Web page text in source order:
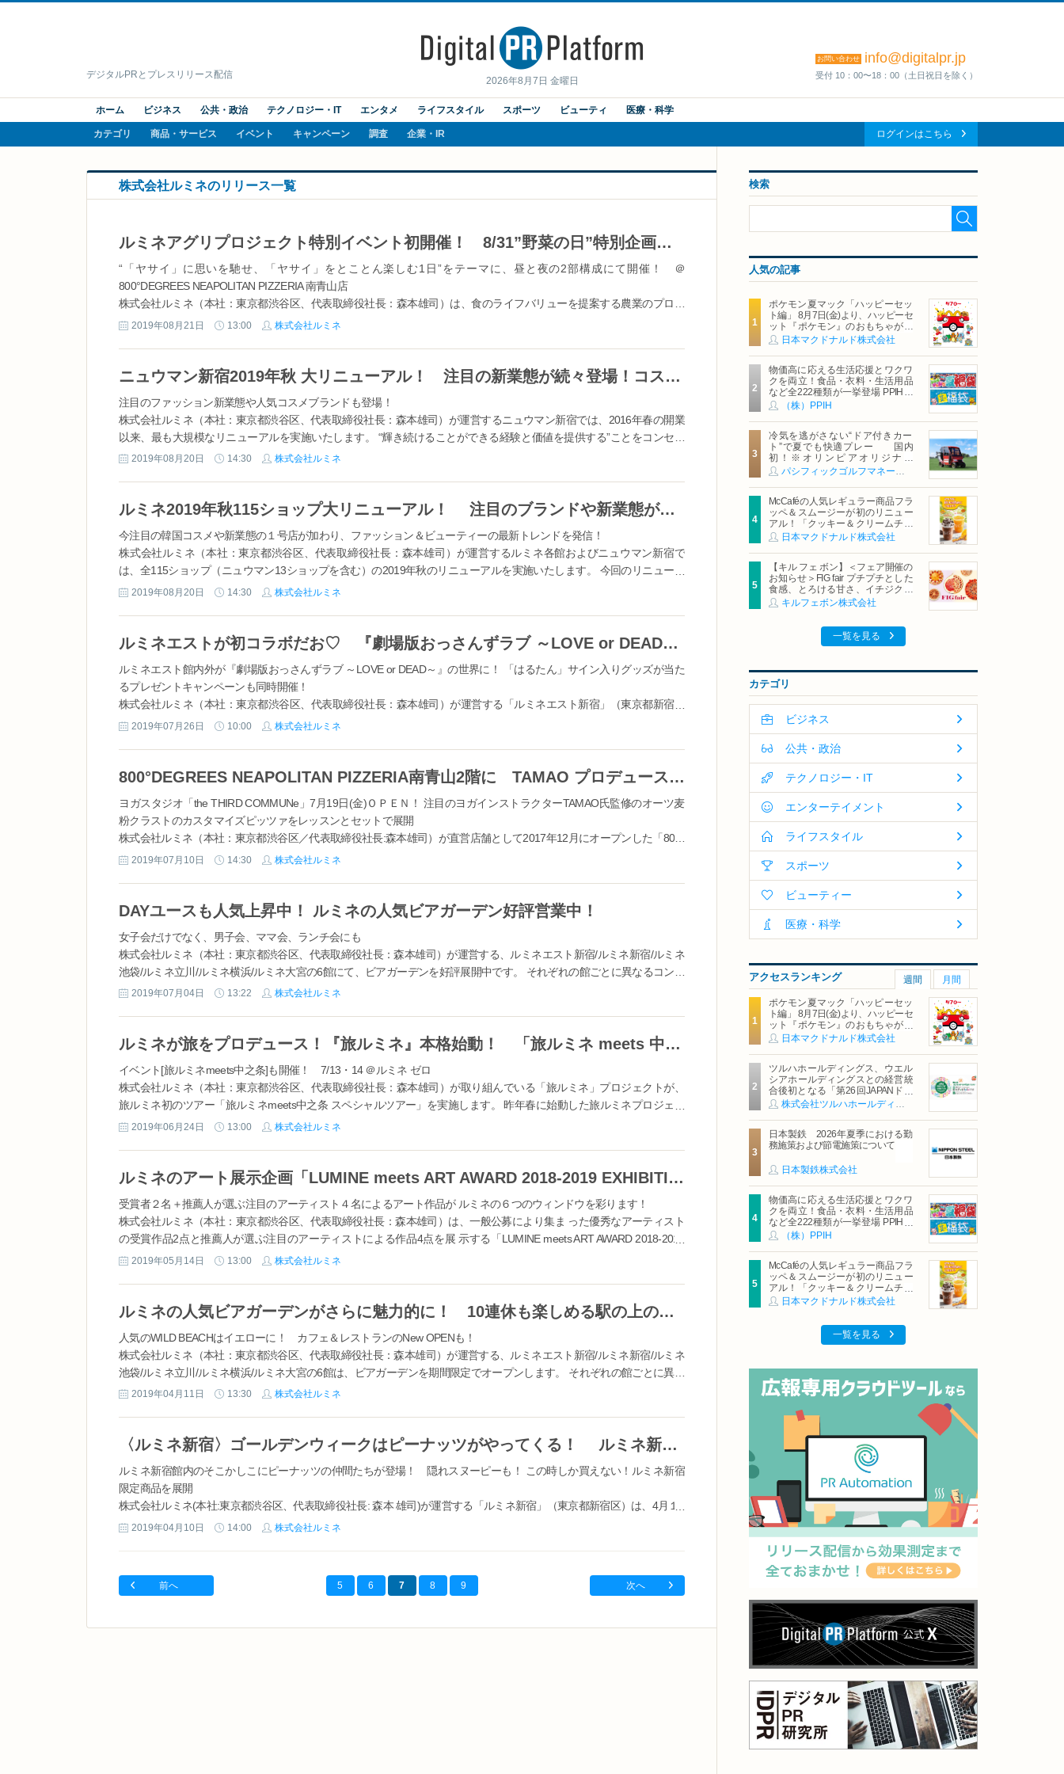
2026年8月7日 金曜日
デジタルPRとプレスリリース配信
お問い合わせ info@digitalpr.jp
受付 10：00〜18：00（土日祝日を除く）
ホーム ビジネス 公共・政治 テクノロジー・IT エンタメ ライフスタイル スポーツ ビューティ 医療・科学
カテゴリ 商品・サービス イベント キャンペーン 調査 企業・IR ログインはこちら
株式会社ルミネのリリース一覧
ルミネアグリプロジェクト特別イベント初開催！ 8/31”野菜の日”特別企画！「LUMINE AGRI PARTY」
“「ヤサイ」に思いを馳せ、「ヤサイ」をとことん楽しむ1日”をテーマに、昼と夜の2部構成にて開催！ ＠
800°DEGREES NEAPOLITAN PIZZERIA 南青山店
株式会社ルミネ（本社：東京都渋谷区、代表取締役社長：森本雄司）は、食のライフバリューを提案する農業のプロジ
ェクト「LUMINE AGRI PROJECT」の特別イベント企画として、「LUMINE AGRI PARTY」をルミネのピッツェリア
2019年08月21日 13:00 株式会社ルミネ
ニュウマン新宿2019年秋 大リニューアル！ 注目の新業態が続々登場！コスメもますます充実！
注目のファッション新業態や人気コスメブランドも登場！
株式会社ルミネ（本社：東京都渋谷区、代表取締役社長：森本雄司）が運営するニュウマン新宿では、2016年春の開業
以来、最も大規模なリニューアルを実施いたします。 “輝き続けることができる経験と価値を提供する”ことをコンセプ
トに誕生したニュウマン新宿は、多様性やサスティナ...
2019年08月20日 14:30 株式会社ルミネ
ルミネ2019年秋115ショップ大リニューアル！ 注目のブランドや新業態が続々登場！コスメもさらに充実！
今注目の韓国コスメや新業態の１号店が加わり、ファッション＆ビューティーの最新トレンドを発信！
株式会社ルミネ（本社：東京都渋谷区、代表取締役社長：森本雄司）が運営するルミネ各館およびニュウマン新宿で
は、全115ショップ（ニュウマン13ショップを含む）の2019年秋のリニューアルを実施いたします。 今回のリニューア
ルでは、今注目の韓国コスメブランドのほか、ルミネ初出店のショップが多数加...
2019年08月20日 14:30 株式会社ルミネ
ルミネエストが初コラボだお♡ 『劇場版おっさんずラブ ～LOVE or DEAD～』 ラブが、とまらない。
ルミネエスト館内外が『劇場版おっさんずラブ ～LOVE or DEAD～』の世界に！ 「はるたん」サイン入りグッズが当た
るプレゼントキャンペーンも同時開催！
株式会社ルミネ（本社：東京都渋谷区、代表取締役社長：森本雄司）が運営する「ルミネエスト新宿」（東京都新宿区
新宿3丁目38番1号）は、今夏公開の大注目作、『劇場版おっさんずラブ ～LOVE or DEAD～』（8/23（金）全国ロード
2019年07月26日 10:00 株式会社ルミネ
800°DEGREES NEAPOLITAN PIZZERIA南青山2階に TAMAO プロデュース ヨガスタジオ「the THIRD COMMUNe」ＯＰＥＮ！
ヨガスタジオ「the THIRD COMMUNe」7月19日(金)ＯＰＥＮ！ 注目のヨガインストラクターTAMAO氏監修のオーツ麦
粉クラストのカスタマイズピッツァをレッスンとセットで展開
株式会社ルミネ（本社：東京都渋谷区／代表取締役社長:森本雄司）が直営店舗として2017年12月にオープンした「800°
DEGREES NEAPOLITAN PIZZERIA」の日本2号店である南青山店2階に人気ヨガインストラクターTAMAO氏をトータ
2019年07月10日 14:30 株式会社ルミネ
DAYユースも人気上昇中！ ルミネの人気ビアガーデン好評営業中！
女子会だけでなく、男子会、ママ会、ランチ会にも
株式会社ルミネ（本社：東京都渋谷区、代表取締役社長：森本雄司）が運営する、ルミネエスト新宿/ルミネ新宿/ルミネ
池袋/ルミネ立川/ルミネ横浜/ルミネ大宮の6館にて、ビアガーデンを好評展開中です。 それぞれの館ごとに異なるコンセ
プトで、忙しい日常から離れ、開放感あふれるひと時をお過ごしいただける...
2019年07月04日 13:22 株式会社ルミネ
ルミネが旅をプロデュース！『旅ルミネ』本格始動！ 「旅ルミネ meets 中之条」ツアーを実施！
イベント[旅ルミネmeets中之条]も開催！ 7/13・14 ＠ルミネ ゼロ
株式会社ルミネ（本社：東京都渋谷区、代表取締役社長：森本雄司）が取り組んでいる「旅ルミネ」プロジェクトが、
旅ルミネ初のツアー「旅ルミネmeets中之条 スペシャルツアー」を実施します。 昨年春に始動した旅ルミネプロジェク
トは、魅力あふれる日本の地域の商品や体験、人物などとの素敵な出会いをつな...
2019年06月24日 13:00 株式会社ルミネ
ルミネのアート展示企画「LUMINE meets ART AWARD 2018-2019 EXHIBITION」
受賞者２名＋推薦人が選ぶ注目のアーティスト４名によるアート作品が ルミネの６つのウィンドウを彩ります！
株式会社ルミネ（本社：東京都渋谷区、代表取締役社長：森本雄司）は、一般公募により集ま った優秀なアーティスト
の受賞作品2点と推薦人が選ぶ注目のアーティストによる作品4点を展 示する「LUMINE meets ART AWARD 2018-2019
EXHIBITION」を開催します。 2...
2019年05月14日 13:00 株式会社ルミネ
ルミネの人気ビアガーデンがさらに魅力的に！ 10連休も楽しめる駅の上のビアガーデン！
人気のWILD BEACHはイエローに！ カフェ＆レストランのNew OPENも！
株式会社ルミネ（本社：東京都渋谷区、代表取締役社長：森本雄司）が運営する、ルミネエスト新宿/ルミネ新宿/ルミネ
池袋/ルミネ立川/ルミネ横浜/ルミネ大宮の6館は、ビアガーデンを期間限定でオープンします。 それぞれの館ごとに異な
るコンセプトで、忙しい日常から離れ、開放感あふれるひと時をお過ごしい...
2019年04月11日 13:30 株式会社ルミネ
〈ルミネ新宿〉ゴールデンウィークはピーナッツがやってくる！ ルミネ新宿×ピーナッツ 「TOUR of PEANUTS」開催！
ルミネ新宿館内のそこかしこにピーナッツの仲間たちが登場！ 隠れスヌーピーも！ この時しか買えない！ルミネ新宿
限定商品を展開
株式会社ルミネ(本社:東京都渋谷区、代表取締役社長: 森本 雄司)が運営する「ルミネ新宿」（東京都新宿区）は、4月１8
日(木)～５月6日(月・祝)の期間、ルミネ新宿×ピーナッツ「TOUR of PEANUTS」企画を実施いたします。 期間中は、こ
2019年04月10日 14:00 株式会社ルミネ
前へ 5 6 7 8 9 次へ
検索
人気の記事
ポケモン夏マック「ハッピーセッ
ト編」 8月7日(金)より、ハッピーセ
ット『ポケモン』のおもちゃが期
間限定登場
日本マクドナルド株式会社
物価高に応える生活応援とワクワ
クを両立！食品・衣料・生活用品
など全222種類が一挙登場 PPIHグ
ループ「夏福袋」＆セール 8月6日
(木)より順次スタート
（株）PPIH
冷気を逃がさない“ドア付きカー
ト”で夏でも快適プレー 国内
初！※オリンピアオリジナル
「AirCon Cart（エアコンカー
ト）」導入 | ＰＧＭ
McCaféの人気レギュラー商品フラ
ッペ＆スムージーが初のリニュー
アル！「クッキー＆クリームチョ
コフラッペ」「マンゴースムージ
ー」8月5日（水）から販売開始
日本マクドナルド株式会社
【キル フェ ボン】＜フェア開催の
お知らせ＞FIG fair プチプチとした
食感、とろける甘さ、イチジクの
魅力をたっぷりと。新作を含め、
イチジク尽くしの全4種が登場8月
キルフェボン株式会社
一覧を見る
カテゴリ
ビジネス
公共・政治
テクノロジー・IT
エンターテイメント
ライフスタイル
スポーツ
ビューティー
医療・科学
アクセスランキング 週間 月間
ポケモン夏マック「ハッピーセッ
ト編」 8月7日(金)より、ハッピーセ
ット『ポケモン』のおもちゃが期
間限定登場
日本マクドナルド株式会社
ツルハホールディングス、ウエル
シアホールディングスとの経営統
合後初となる「第26回JAPANドラ
ッグストアショー」に出展
株式会社ツルハホールディングス
日本製鉄 2026年夏季における勤
務施策および節電施策について
日本製鉄株式会社
物価高に応える生活応援とワクワ
クを両立！食品・衣料・生活用品
など全222種類が一挙登場 PPIHグ
ループ「夏福袋」＆セール 8月6日
（株）PPIH
McCaféの人気レギュラー商品フラ
ッペ＆スムージーが初のリニュー
アル！「クッキー＆クリームチョ
コフラッペ」「マンゴースムージ
日本マクドナルド株式会社
一覧を見る